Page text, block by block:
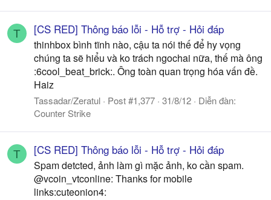
T [CS RED] Thông báo lỗi - Hỗ trợ - Hỏi đáp
thinhbox bình tĩnh nào, cậu ta nói thế để hy vọng
chúng ta sẽ hiểu và ko trách ngochai nữa, thế mà ông
:6cool_beat_brick:. Ông toàn quan trọng hóa vấn đề.
Haiz
Tassadar/Zeratul Post #1,377 31/8/12
Diễn đàn:
Counter Strike
T [CS RED] Thông báo lỗi - Hỗ trợ - Hỏi đáp
Spam detcted, ảnh làm gì mặc ảnh, ko cần spam.
@vcoin_vtconline: Thanks for mobile
links:cuteonion4: